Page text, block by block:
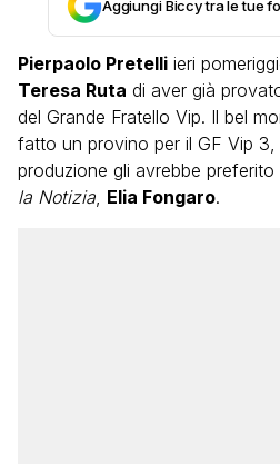
Aggiungi Biccy tra le tue
Pierpaolo Pretelli ieri
Teresa Ruta di aver già
del Grande Fratello Vip. Il bel
fatto un provino per il GF Vip
produzione gli avrebbe preferito
la Notizia, Elia Fongaro.